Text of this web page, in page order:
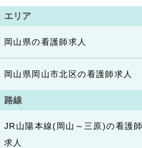
エリア
岡山県の看護師求人
岡山県岡山市北区の看護師求人
路線
JR山陽本線(岡山～三原)の看護師
求人